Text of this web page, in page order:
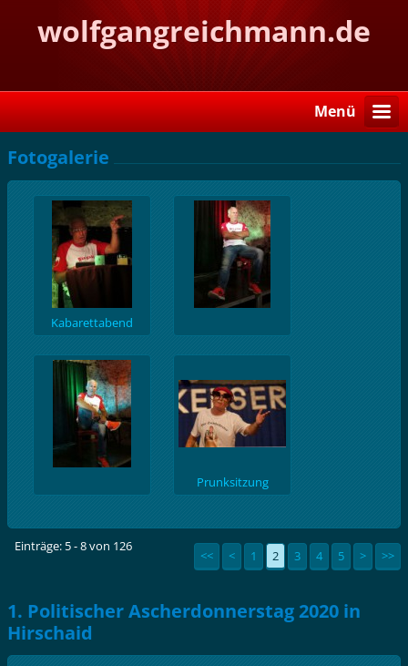
wolfgangreichmann.de
Menü
Fotogalerie
Kabarettabend
Sulzfeld
Prunksitzung
Einträge: 5 - 8 von 126
<< < 1 2 3 4 5 > >>
1. Politischer Ascherdonnerstag 2020 in
Hirschaid